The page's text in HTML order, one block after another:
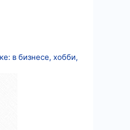
в бизнесе, хобби,